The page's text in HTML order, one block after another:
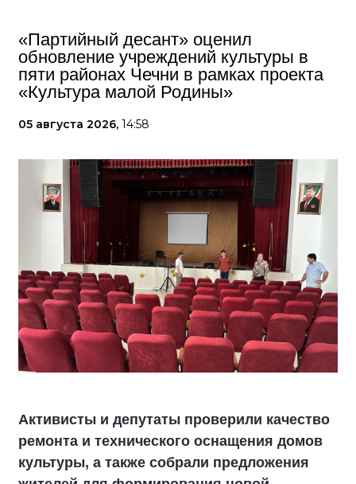
«Партийный десант» оценил
обновление учреждений культуры в
пяти районах Чечни в рамках проекта
«Культура малой Родины»
05 августа 2026, 14:58
Активисты и депутаты проверили качество
ремонта и технического оснащения домов
культуры, а также собрали предложения